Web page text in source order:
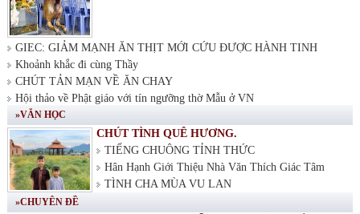
GIEC: GIẢM MẠNH ĂN THỊT MỚI CỨU ĐƯỢC HÀNH TINH
Khoảnh khắc đi cùng Thầy
CHÚT TẢN MẠN VỀ ĂN CHAY
Hội thảo về Phật giáo với tín ngưỡng thờ Mẫu ở VN
»VĂN HỌC
CHÚT TÌNH QUÊ HƯƠNG.
TIẾNG CHUÔNG TỈNH THỨC
Hân Hạnh Giới Thiệu Nhà Văn Thích Giác Tâm
TÌNH CHA MÙA VU LAN
»CHUYÊN ĐỀ